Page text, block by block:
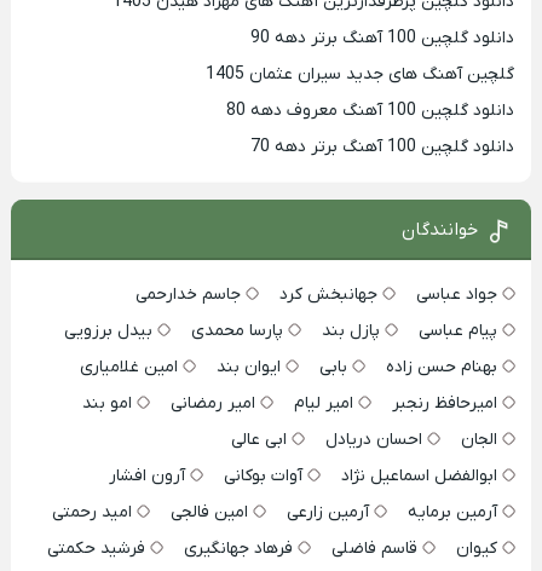
دانلود گلچین 100 آهنگ برتر دهه 90
گلچین آهنگ های جدید سیران عثمان 1405
دانلود گلچین 100 آهنگ معروف دهه 80
دانلود گلچین 100 آهنگ برتر دهه 70
خوانندگان
جواد عباسی جهانبخش کرد
جاسم خدارحمی
پیام عباسی
پازل بند پارسا محمدی
بیدل برزویی
بهنام حسن زاده
بابی ایوان بند
امین غلامیاری
امیرحافظ رنجبر
امیر لیام امیر رمضانی
امو بند
الجان
احسان دریادل
ابی عالی
ابوالفضل اسماعیل نژاد
آوات بوکانی
آرون افشار
آرمین برمایه
آرمین زارعی امین فالجی
امید رحمتی
کیوان
قاسم فاضلی فرهاد جهانگیری
فرشید حکمتی